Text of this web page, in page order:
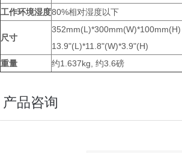
工作环境湿度80%相对湿度以下
尺寸
352mm(L)*300mm(W)*100mm(H)
13.9"(L)*11.8"(W)*3.9"(H)
重量
约1.637kg, 约3.6磅
产品咨询